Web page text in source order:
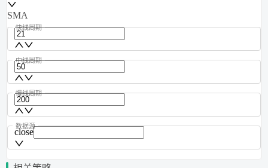
SMA
快线周期
中线周期
慢线周期
close
数据源